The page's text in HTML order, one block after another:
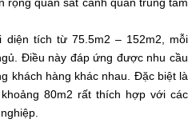
diện tích từ 75.5m2 – 152m2, mỗi
Điều này đáp ứng được nhu cầu
khách hàng khác nhau. Đặc biệt là
80m2 rất thích hợp với các